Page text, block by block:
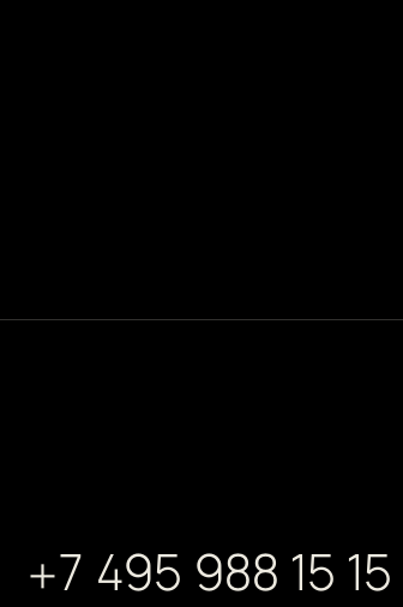
+7 495 988 15 15